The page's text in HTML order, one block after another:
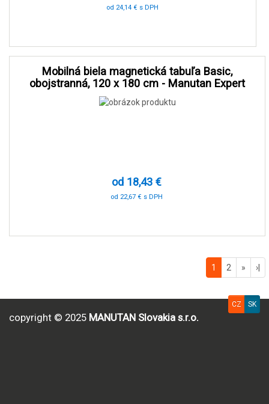
od 24,14 € s DPH
Mobilná biela magnetická tabuľa Basic,
obojstranná, 120 x 180 cm - Manutan Expert
od 18,43 €
od 22,67 € s DPH
1 2 » ›|
copyright © 2025 MANUTAN Slovakia s.r.o.
CZ SK